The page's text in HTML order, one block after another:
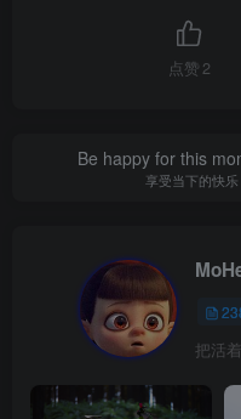
点赞2
Be happy for this
享受当下的快
把活